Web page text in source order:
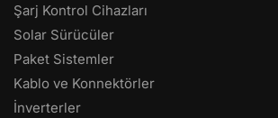
Şarj Kontrol Cihazları
Solar Sürücüler
Paket Sistemler
Kablo ve Konnektörler
İnverterler